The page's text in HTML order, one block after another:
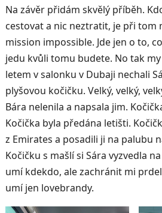
Na závěr přidám skvělý příběh.
cestovat a nic neztratit, je při tom
mission impossible. Jde jen o to,
jedu kvůli tomu budete. No tak
letem v salonku v Dubaji nechali
plyšovou kočičku. Velký, velký,
Bára nelenila a napsala jim.
Kočička byla předána letišti.
z Emirates a posadili ji na palubu
Kočičku s mašlí si Sára vyzvedla
umí kdekdo, ale zachránit mi
umí jen lovebrandy.